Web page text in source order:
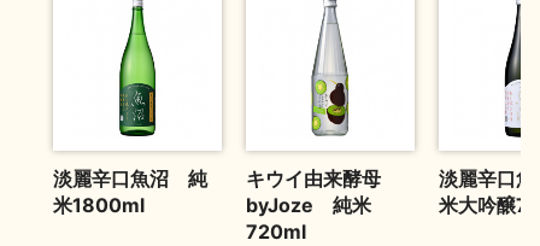
地酒蔵元会WEB展示会 地酒蔵元会利酒会
美味しい地酒の選び方
地酒蔵元会とは
お問い合わせ
淡麗辛口魚沼 純
米1800ml
キウイ由来酵母
byJoze 純米
720ml
淡麗辛口
米大吟醸